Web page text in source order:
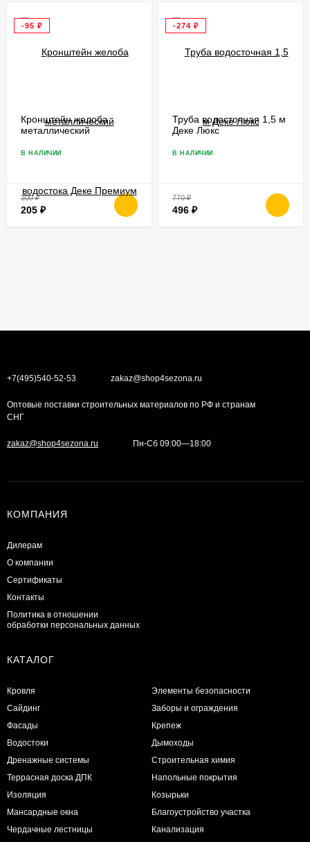
-95 ₽
Кронштейн желоба
металлический
250 мм
В НАЛИЧИИ
300₽
205 ₽
-274 ₽
Труба водосточная 1,5 м
Деке Люкс
В НАЛИЧИИ
770₽
496 ₽
+7(495)540-52-53 zakaz@shop4sezona.ru
Оптовые поставки строительных материалов по РФ и странам
СНГ
zakaz@shop4sezona.ru Пн-Сб 09:00—18:00
КОМПАНИЯ
Дилерам
О компании
Сертификаты
Контакты
Политика в отношении
обработки персональных данных
КАТАЛОГ
Кровля
Сайдинг
Фасады
Водостоки
Дренажные системы
Террасная доска ДПК
Изоляция
Мансардные окна
Чердачные лестницы
Элементы безопасности
Заборы и ограждения
Крепеж
Дымоходы
Строительная химия
Напольные покрытия
Козырьки
Благоустройство участка
Канализация